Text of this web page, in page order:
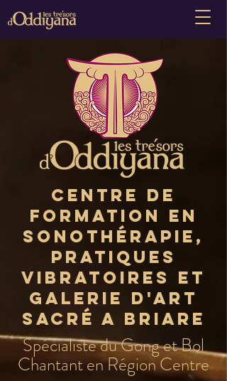
Centre de
formation en
sonothérapie,
pratiques
vibratoires et
Galerie d'art
sacré A Briare
Spécialiste du Gong et Bol
Chantant en Région Centre